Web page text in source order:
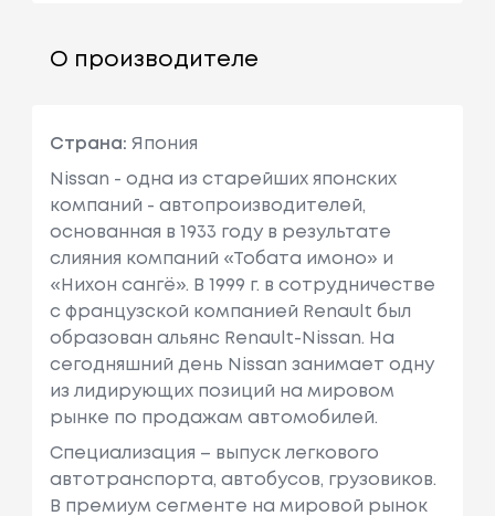
О производителе
Страна: Япония
Nissan - одна из старейших японских
компаний - автопроизводителей,
основанная в 1933 году в результате
слияния компаний «Тобата имоно» и
«Нихон сангё». В 1999 г. в сотрудничестве
с французcкой компанией Renault был
образован альянс Renault-Nissan. На
сегодняшний день Nissan занимает одну
из лидирующих позиций на мировом
рынке по продажам автомобилей.
Специализация – выпуск легкового
автотранспорта, автобусов, грузовиков.
В премиум сегменте на мировой рынок